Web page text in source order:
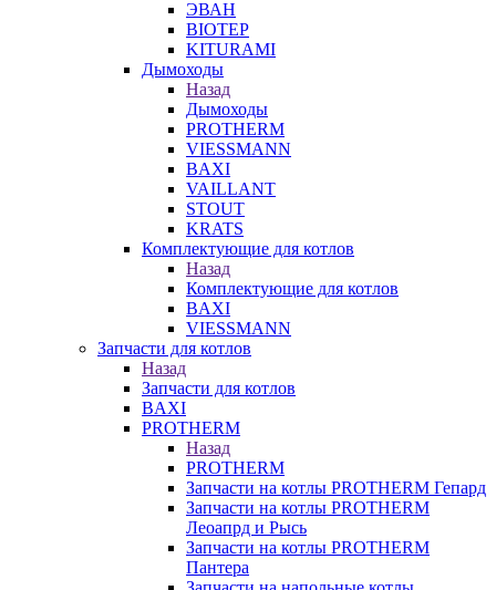
ЭВАН
BIOTEP
KITURAMI
Дымоходы
Назад
Дымоходы
PROTHERM
VIESSMANN
BAXI
VAILLANT
STOUT
KRATS
Комплектующие для котлов
Назад
Комплектующие для котлов
BAXI
VIESSMANN
Запчасти для котлов
Назад
Запчасти для котлов
BAXI
PROTHERM
Назад
PROTHERM
Запчасти на котлы PROTHERM Гепард
Запчасти на котлы PROTHERM
Леоапрд и Рысь
Запчасти на котлы PROTHERM
Пантера